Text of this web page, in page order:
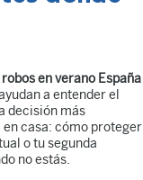
robos en verano España
a entender el
decisión más
casa: cómo proteger
o tu segunda
no estás.